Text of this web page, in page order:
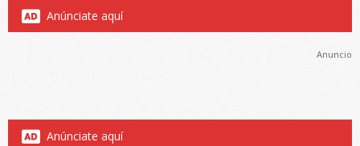
Anúnciate aquí
Anuncio
Anúnciate aquí